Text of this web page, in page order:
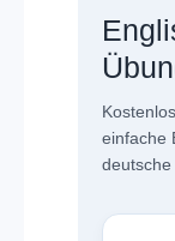
einfache
deutsche